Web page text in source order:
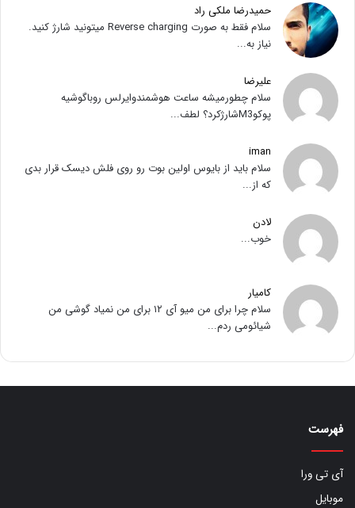
حمیدرضا ملکی راد
سلام فقط به صورت Reverse charging میتونید شارژ کنید.
نیاز به...
علیرضا
سلام چطورمیشه ساعت هوشمندوایرلس روباگوشیه
پوکوM3شارژکرد؟ لطف...
iman
سلام باید از بایوس اولین بوت رو روی فلش دیسک قرار بدی
که از...
لادن
خوب...
کامیار
سلام چرا برای من میو آی ۱۲ برای من نمیاد گوشی من
شیائومی ردم...
فهرست
آی تی ورا
موبایل